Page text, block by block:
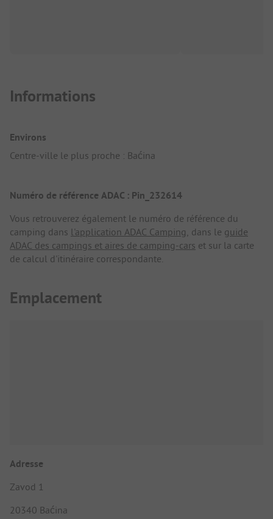
Informations
Environs
Centre-ville le plus proche : Baćina
Numéro de référence ADAC : Pin_232614
Vous retrouverez également le numéro de référence du
camping dans l'application ADAC Camping, dans le guide
ADAC des campings et aires de camping-cars et sur la carte
de calcul d'itinéraire correspondante.
Emplacement
Adresse
Zavod 1
20340 Baćina